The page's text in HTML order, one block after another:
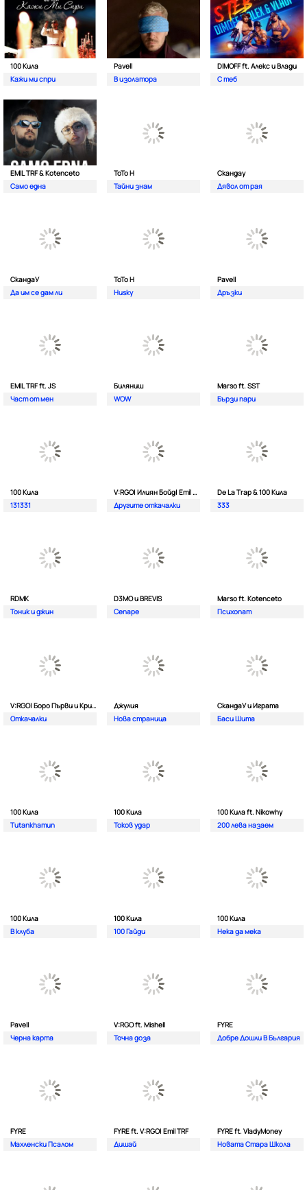
100 Кила
Кажи ми спри
Pavell
В изолатора
DIMOFF ft. Алекс и Влади
С теб
EMIL TRF & Kotenceto
Само една
ТоТо Н
Тайни знам
Скандау
Дявол от рая
СкандаУ
Да им се дам ли
ToTo H
Husky
Pavell
Дръзки
EMIL TRF ft. JS
Част от мен
Биляниш
WOW
Marso ft. SST
Бързи пари
100 Кила
131331
V:RGO| Илиян Бойд| Emil TRF| Dim4oU и Aтанас Колев
Другите откачалки
De La Trap & 100 Кила
333
RDMK
Тоник и джин
D3MO и BREVIS
Сепаре
Marso ft. Kotenceto
Психопат
V:RGO| Боро Първи и Криско
Откачалки
Джулия
Нова страница
СкандаУ и Играта
Баси Шита
100 Кила
Tutankhamun
100 Кила
Токов удар
100 Кила ft. Nikowhy
200 лева назаем
100 Кила
В клуба
100 Кила
100 Гайди
100 Кила
Нека да мека
Pavell
Черна карта
V:RGO ft. Mishell
Точна доза
FYRE
Добре Дошли В България
FYRE
Махленски Псалом
FYRE ft. V:RGO| Emil TRF
Дишай
FYRE ft. VladyMoney
Новата Стара Школа